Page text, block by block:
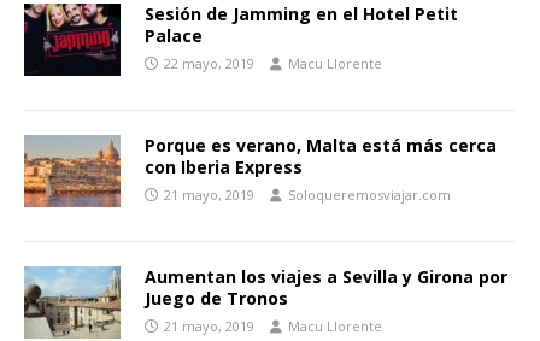
Sesión de Jamming en el Hotel Petit
Palace
22 mayo, 2019 Macu Llorente
Porque es verano, Malta está más cerca
con Iberia Express
21 mayo, 2019 Soloqueremosviajar.com
Aumentan los viajes a Sevilla y Girona por
Juego de Tronos
21 mayo, 2019 Macu Llorente